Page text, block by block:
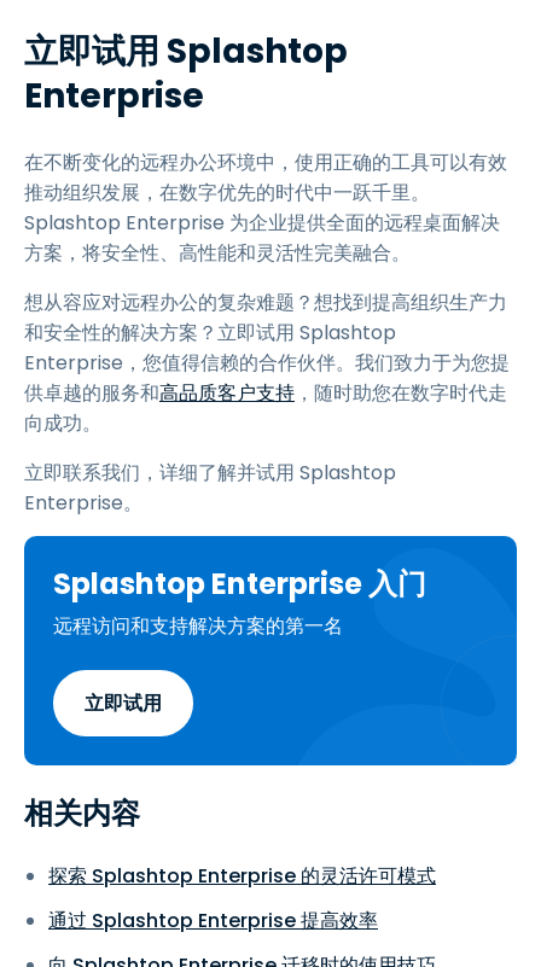
立即试用 Splashtop
Enterprise
在不断变化的远程办公环境中，使用正确的工具可以有效
推动组织发展，在数字优先的时代中一跃千里。
Splashtop Enterprise 为企业提供全面的远程桌面解决
方案，将安全性、高性能和灵活性完美融合。
想从容应对远程办公的复杂难题？想找到提高组织生产力
和安全性的解决方案？立即试用 Splashtop
Enterprise，您值得信赖的合作伙伴。我们致力于为您提
供卓越的服务和高品质客户支持 ，随时助您在数字时代走
向成功。
立即联系我们，详细了解并试用 Splashtop
Enterprise。
Splashtop Enterprise 入门
远程访问和支持解决方案的第一名
立即试用
相关内容
探索 Splashtop Enterprise 的灵活许可模式
通过 Splashtop Enterprise 提高效率